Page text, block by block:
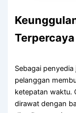
Sebagai
pelanggan
ketepatan waktu.
dirawat dengan